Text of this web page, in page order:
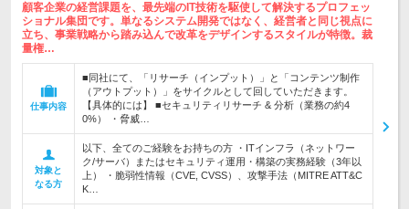
顧客企業の経営課題を、最先端のIT技術を駆使して解決するプロフェッ
ショナル集団です。単なるシステム開発ではなく、経営者と同じ視点に
立ち、事業戦略から踏み込んで改革をデザインするスタイルが特徴。裁
量権…
仕事内容
■同社にて、「リサーチ（インプット）」と「コンテンツ制作
（アウトプット）」をサイクルとして回していただきます。
【具体的には】 ■セキュリティリサーチ & 分析（業務の約4
0%） ・脅威…
対象と
なる方
以下、全てのご経験をお持ちの方 ・ITインフラ（ネットワー
ク/サーバ）またはセキュリティ運用・構築の実務経験（3年以
上） ・脆弱性情報（CVE, CVSS）、攻撃手法（MITRE ATT&C
K…